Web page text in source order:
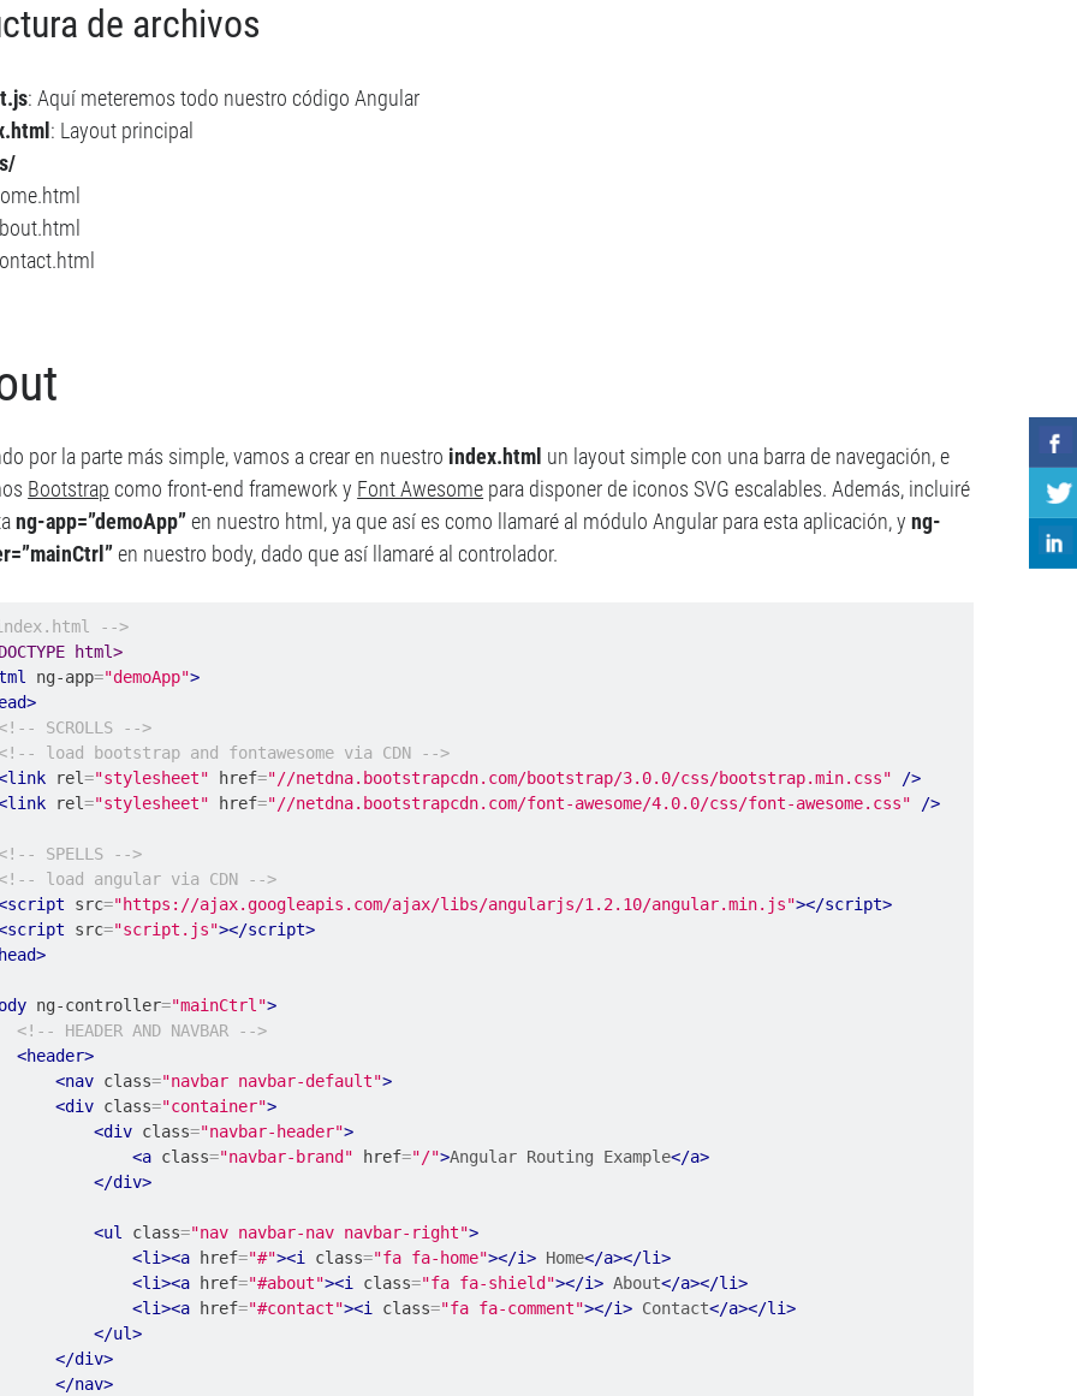
de archivos
: Aquí meteremos todo nuestro código Angular
: Layout principal
por la parte más simple, vamos a crear en nuestro index.html un layout simple con una barra de navegación, e
Bootstrap como front-end framework y Font Awesome para disponer de iconos SVG escalables. Además, incluiré
ng-app=”demoApp”en nuestro html, ya que así es como llamaré al módulo Angular para esta aplicación, yng-
en nuestro body, dado que así llamaré al controlador.
-->
html>
ng-app="demoApp">
SCROLLS -->
load bootstrap and fontawesome via CDN -->
rel="stylesheet" href="//netdna.bootstrapcdn.com/bootstrap/3.0.0/css/bootstrap.min.css"
/>
rel="stylesheet" href="//netdna.bootstrapcdn.com/font-awesome/4.0.0/css/font-awesome.css" />
SPELLS -->
load angular via CDN -->
src="https://ajax.googleapis.com/ajax/libs/angularjs/1.2.10/angular.min.js"></script>
src="script.js"></script>
ng-controller="mainCtrl">
<!-- HEADER AND NAVBAR -->
<header>
<nav class="navbar navbar-default">
<div class="container">
<div class="navbar-header">
<a class="navbar-brand" href="/">Angular Routing Example</a>
</div>
<ul class="nav navbar-nav navbar-right">
<li><a
href="#"><i class="fa fa-home"></i> Home</a></li>
<li><a
href="#about"><i class="fa fa-shield"></i> About</a></li>
<li><a
href="#contact"><i class="fa fa-comment"></i> Contact</a></li>
</ul>
</div>
</nav>